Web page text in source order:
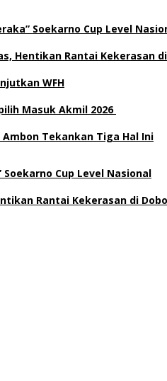
Soekarno Cup Level
Hentikan Rantai Kekerasan
WFH
Masuk Akmil 2026
Tekankan Tiga Hal Ini
Cup Level Nasional
Rantai Kekerasan di Dobo